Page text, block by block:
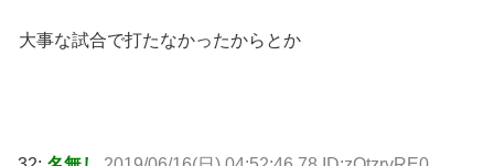
大事な試合で打たなかったからとか